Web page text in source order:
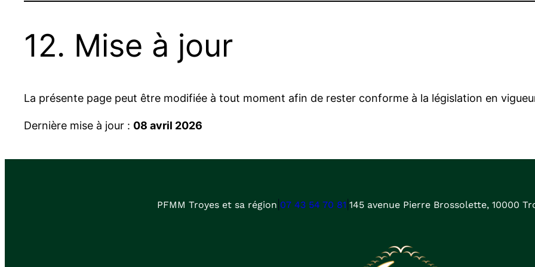
12. Mise à jour
La présente page peut être modifiée à tout moment afin de rester conforme à la législation en
Dernière mise à jour : 08 avril 2026
PFMM Troyes et sa région 07 43 54 70 81 145 avenue Pierre Brossolette, 10000